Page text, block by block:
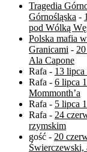
Tragedia
Górnośląska -
pod Wólką
Polska mafia
Granicami -
Ala Capone
Rafa - 13 lipca
Rafa - 6 lipca
Mommonth’a
Rafa - 5 lipca
Rafa - 24
rzymskim
gość - 20
Świerczewski,